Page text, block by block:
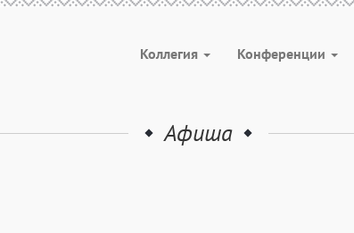
Коллегия Конференции
Афиша